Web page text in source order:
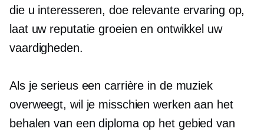
die u interesseren, doe relevante ervaring op,
laat uw reputatie groeien en ontwikkel uw
vaardigheden.
Als je serieus een carrière in de muziek
overweegt, wil je misschien werken aan het
behalen van een diploma op het gebied van